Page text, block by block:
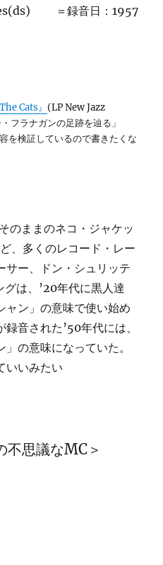
＝録音日：1957
The Cats』 (LP New Jazz
フラナガンの足跡を辿る」
を検証しているので書きたくな
のままのネコ・ジャケッ
、多くのレコード・レー
サー、ドン・シュリッテ
は、’20年代に黒人達
ャン」の意味で使い始め
音された’50年代には、
の意味になっていた。
いいみたい
不思議なMC＞